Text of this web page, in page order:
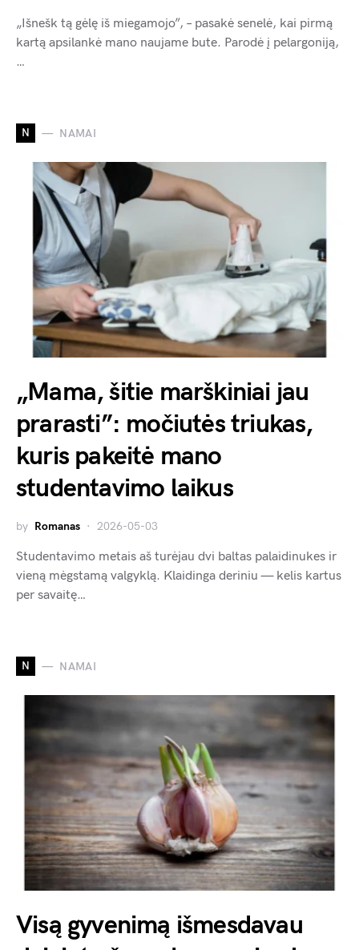
„Išnešk tą gėlę iš miegamojo”, – pasakė senelė, kai pirmą
kartą apsilankė mano naujame bute. Parodė į pelargoniją,
…
N NAMAI
„Mama, šitie marškiniai jau
prarasti”: močiutės triukas,
kuris pakeitė mano
studentavimo laikus
by Romanas 2026-05-03
Studentavimo metais aš turėjau dvi baltas palaidinukes ir
vieną mėgstamą valgyklą. Klaidinga deriniu — kelis kartus
per savaitę…
N NAMAI
Visą gyvenimą išmesdavau